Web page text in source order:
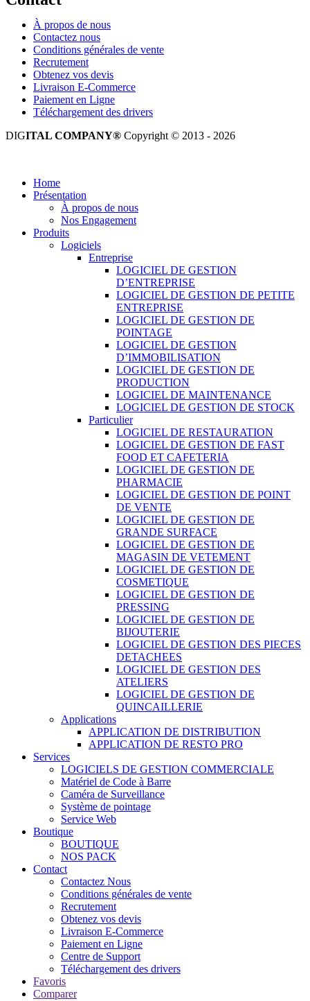
À propos de nous
Contactez nous
Conditions générales de vente
Recrutement
Obtenez vos devis
Livraison E-Commerce
Paiement en Ligne
Téléchargement des drivers
DIGITAL COMPANY® Copyright © 2013 - 2026
Home
Présentation
À propos de nous
Nos Engagement
Produits
Logiciels
Entreprise
LOGICIEL DE GESTION
D’ENTREPRISE
LOGICIEL DE GESTION DE PETITE
ENTREPRISE
LOGICIEL DE GESTION DE
POINTAGE
LOGICIEL DE GESTION
D’IMMOBILISATION
LOGICIEL DE GESTION DE
PRODUCTION
LOGICIEL DE MAINTENANCE
LOGICIEL DE GESTION DE STOCK
Particulier
LOGICIEL DE RESTAURATION
LOGICIEL DE GESTION DE FAST
FOOD ET CAFETERIA
LOGICIEL DE GESTION DE
PHARMACIE
LOGICIEL DE GESTION DE POINT
DE VENTE
LOGICIEL DE GESTION DE
GRANDE SURFACE
LOGICIEL DE GESTION DE
MAGASIN DE VETEMENT
LOGICIEL DE GESTION DE
COSMETIQUE
LOGICIEL DE GESTION DE
PRESSING
LOGICIEL DE GESTION DE
BIJOUTERIE
LOGICIEL DE GESTION DES PIECES
DETACHEES
LOGICIEL DE GESTION DES
ATELIERS
LOGICIEL DE GESTION DE
QUINCAILLERIE
Applications
APPLICATION DE DISTRIBUTION
APPLICATION DE RESTO PRO
Services
LOGICIELS DE GESTION COMMERCIALE
Matériel de Code à Barre
Caméra de Surveillance
Système de pointage
Service Web
Boutique
BOUTIQUE
NOS PACK
Contact
Contactez Nous
Conditions générales de vente
Recrutement
Obtenez vos devis
Livraison E-Commerce
Paiement en Ligne
Centre de Support
Téléchargement des drivers
Favoris
Comparer